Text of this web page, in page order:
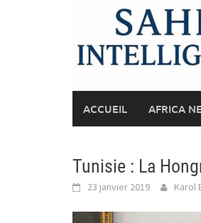
ACCUEIL AFRICA
Tunisie : La
23 janvier 2019 Karol